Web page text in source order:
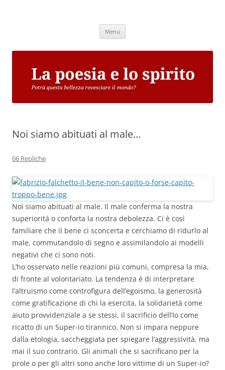
Menu
Noi siamo abituati al male…
66 Repliche
Noi siamo abituati al male. Il male conferma la nostra
superiorità o conforta la nostra debolezza. Ci è così
familiare che il bene ci sconcerta e cerchiamo di ridurlo al
male, commutandolo di segno e assimilandolo ai modelli
negativi che ci sono noti.
L’ho osservato nelle reazioni più comuni, compresa la mia,
di fronte al volontariato. La tendenza è di interpretare
l’altruismo come controfigura dell’egoismo, la generosità
come gratificazione di chi la esercita, la solidarietà come
aiuto provvidenziale a se stessi, il sacrificio dell’Io come
ricatto di un Super-io tirannico. Non si impara neppure
dalla etologia, saccheggiata per spiegare l’aggressività, ma
mai il suo contrario. Gli animali che si sacrificano per la
prole o per gli altri sono anche loro vittime di un Super-io?